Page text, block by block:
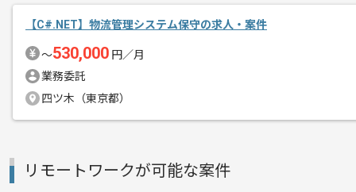
【C#.NET】物流管理システム保守の求人・案件
〜530,000 円／月
業務委託
四ツ木（東京都）
リモートワークが可能な案件